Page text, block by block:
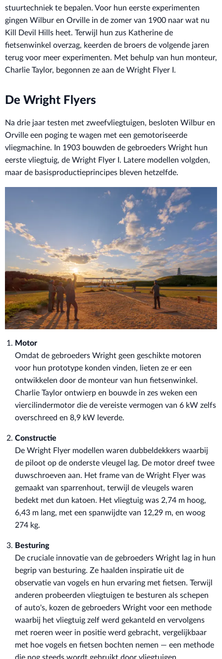
stuurtechniek te bepalen. Voor hun eerste experimenten
gingen Wilbur en Orville in de zomer van 1900 naar wat nu
Kill Devil Hills heet. Terwijl hun zus Katherine de
fietsenwinkel overzag, keerden de broers de volgende jaren
terug voor meer experimenten. Met behulp van hun monteur,
Charlie Taylor, begonnen ze aan de Wright Flyer I.
De Wright Flyers
Na drie jaar testen met zweefvliegtuigen, besloten Wilbur en
Orville een poging te wagen met een gemotoriseerde
vliegmachine. In 1903 bouwden de gebroeders Wright hun
eerste vliegtuig, de Wright Flyer I. Latere modellen volgden,
maar de basisproductieprincipes bleven hetzelfde.
Motor
Omdat de gebroeders Wright geen geschikte motoren
voor hun prototype konden vinden, lieten ze er een
ontwikkelen door de monteur van hun fietsenwinkel.
Charlie Taylor ontwierp en bouwde in zes weken een
viercilindermotor die de vereiste vermogen van 6 kW zelfs
overschreed en 8,9 kW leverde.
Constructie
De Wright Flyer modellen waren dubbeldekkers waarbij
de piloot op de onderste vleugel lag. De motor dreef twee
duwschroeven aan. Het frame van de Wright Flyer was
gemaakt van sparrenhout, terwijl de vleugels waren
bedekt met dun katoen. Het vliegtuig was 2,74 m hoog,
6,43 m lang, met een spanwijdte van 12,29 m, en woog
274 kg.
Besturing
De cruciale innovatie van de gebroeders Wright lag in hun
begrip van besturing. Ze haalden inspiratie uit de
observatie van vogels en hun ervaring met fietsen. Terwijl
anderen probeerden vliegtuigen te besturen als schepen
of auto's, kozen de gebroeders Wright voor een methode
waarbij het vliegtuig zelf werd gekanteld en vervolgens
met roeren weer in positie werd gebracht, vergelijkbaar
met hoe vogels en fietsen bochten nemen — een methode
die nog steeds wordt gebruikt door vliegtuigen.